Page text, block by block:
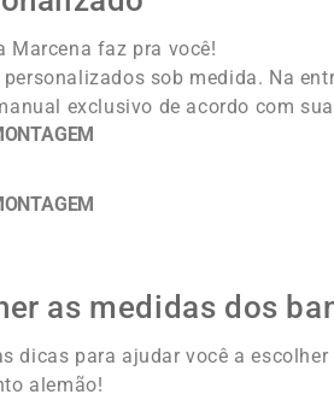
Marcena faz pra você!
sob medida. Na
exclusivo de acordo com
as medidas dos
dicas para ajudar você a
alemão!